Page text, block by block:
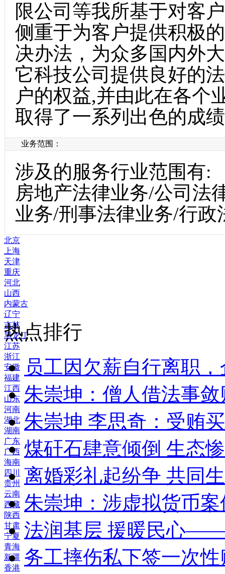
限公司等我所基于对客
侧重于为客户提供积极
决办法，为众多国内外
它科技公司提供良好的
户的权益,并由此在各个
取得了一系列出色的成
业务范围：
涉及的服务行业范围有:
房地产法律业务/公司法
业务/刑事法律业务/行政
北京
上海
天津
重庆
河北
山西
内蒙古
辽宁
吉林
黑龙江
江苏
浙江
安徽
福建
江西
山东
河南
湖北
湖南
广东
广西
海南
四川
贵州
云南
西藏
陕西
甘肃
宁夏
青海
新疆
香港
热点排行
员工因欠薪自行离职
朱崇坤：僧人借法事
朱崇坤 李思奇：受贿
煤矸石肆意倾倒 生态
离婚彩礼起纷争 共同
朱崇坤：涉虚拟货币
法润基层 援暖民心
务工摔伤私下签一次